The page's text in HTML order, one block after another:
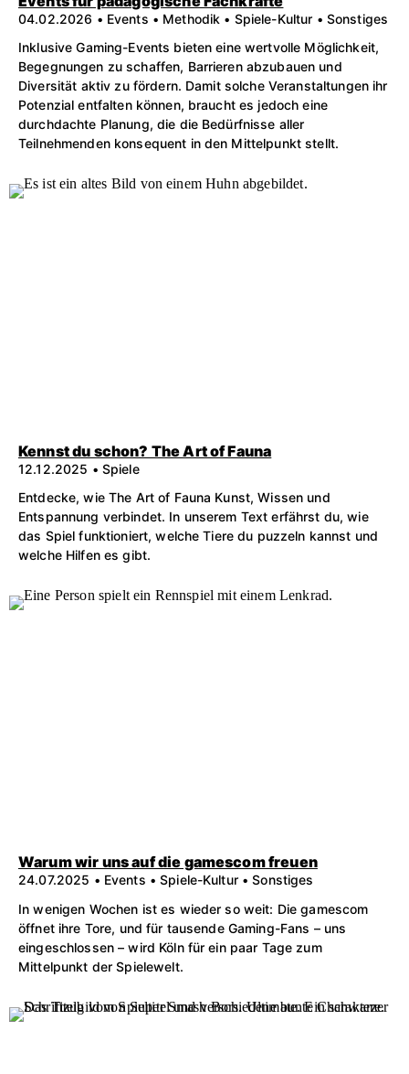
04.02.2026 • Events • Methodik • Spiele-Kultur • Sonstiges
Inklusive Gaming-Events bieten eine wertvolle Möglichkeit,
Begegnungen zu schaffen, Barrieren abzubauen und
Diversität aktiv zu fördern. Damit solche Veranstaltungen ihr
Potenzial entfalten können, braucht es jedoch eine
durchdachte Planung, die die Bedürfnisse aller
Teilnehmenden konsequent in den Mittelpunkt stellt.
Kennst du schon? The Art of Fauna
12.12.2025 • Spiele
Entdecke, wie The Art of Fauna Kunst, Wissen und
Entspannung verbindet. In unserem Text erfährst du, wie
das Spiel funktioniert, welche Tiere du puzzeln kannst und
welche Hilfen es gibt.
Warum wir uns auf die gamescom freuen
24.07.2025 • Events • Spiele-Kultur • Sonstiges
In wenigen Wochen ist es wieder so weit: Die gamescom
öffnet ihre Tore, und für tausende Gaming-Fans – uns
eingeschlossen – wird Köln für ein paar Tage zum
Mittelpunkt der Spielewelt.